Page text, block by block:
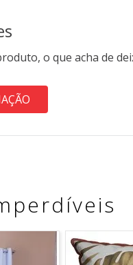
o que acha de